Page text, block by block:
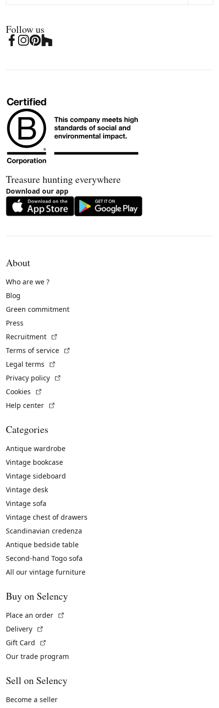
Follow us
Treasure hunting everywhere
Download our app
About
Who are we ?
Blog
Green commitment
Press
Recruitment
Terms of service
Legal terms
Privacy policy
Cookies
Help center
Categories
Antique wardrobe
Vintage bookcase
Vintage sideboard
Vintage desk
Vintage sofa
Vintage chest of drawers
Scandinavian credenza
Antique bedside table
Second-hand Togo sofa
All our vintage furniture
Buy on Selency
Place an order
Delivery
Gift Card
Our trade program
Sell on Selency
Become a seller